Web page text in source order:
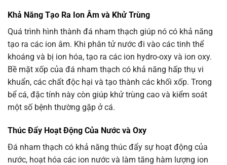
Khả Năng Tạo Ra Ion Âm và Khử Trùng
Quá trình hình thành đá nham thạch giúp nó có khả năng
tạo ra các ion âm. Khi phân tử nước đi vào các tinh thể
khoáng và bị ion hóa, tạo ra các ion hydro-oxy và ion oxy.
Bề mặt xốp của đá nham thạch có khả năng hấp thụ vi
khuẩn, các chất độc hại và tạo thành các khối xốp. Trong
bể cá, đặc tính này còn giúp khử trùng cao và kiểm soát
một số bệnh thường gặp ở cá.
Thúc Đẩy Hoạt Động Của Nước và Oxy
Đá nham thạch có khả năng thúc đẩy sự hoạt động của
nước, hoạt hóa các ion nước và làm tăng hàm lượng ion